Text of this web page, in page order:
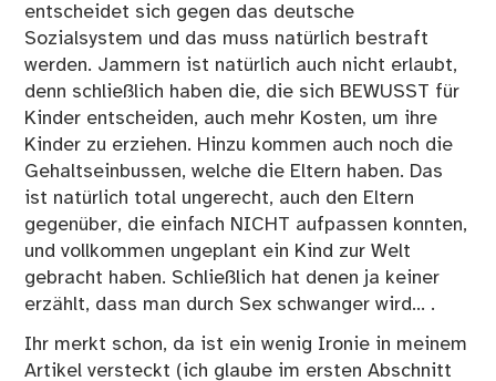
entscheidet sich gegen das deutsche
Sozialsystem und das muss natürlich bestraft
werden. Jammern ist natürlich auch nicht erlaubt,
denn schließlich haben die, die sich BEWUSST für
Kinder entscheiden, auch mehr Kosten, um ihre
Kinder zu erziehen. Hinzu kommen auch noch die
Gehaltseinbussen, welche die Eltern haben. Das
ist natürlich total ungerecht, auch den Eltern
gegenüber, die einfach NICHT aufpassen konnten,
und vollkommen ungeplant ein Kind zur Welt
gebracht haben. Schließlich hat denen ja keiner
erzählt, dass man durch Sex schwanger wird… .
Ihr merkt schon, da ist ein wenig Ironie in meinem
Artikel versteckt (ich glaube im ersten Abschnitt